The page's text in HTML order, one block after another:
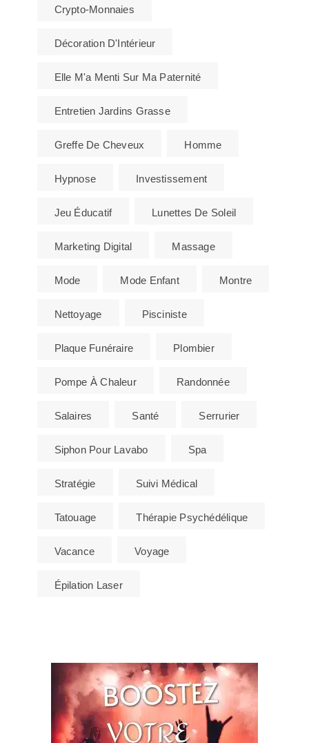
Crypto-Monnaies
Décoration D'Intérieur
Elle M'a Menti Sur Ma Paternité
Entretien Jardins Grasse
Greffe De Cheveux Homme
Hypnose Investissement
Jeu Éducatif Lunettes De Soleil
Marketing Digital Massage
Mode Mode Enfant Montre
Nettoyage Pisciniste
Plaque Funéraire Plombier
Pompe À Chaleur Randonnée
Salaires Santé Serrurier
Siphon Pour Lavabo Spa
Stratégie Suivi Médical
Tatouage Thérapie Psychédélique
Vacance Voyage
Épilation Laser